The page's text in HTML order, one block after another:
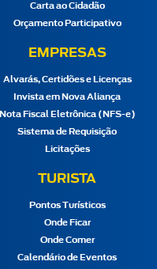
Carta ao Cidadão
Orçamento Participativo
EMPRESAS
Alvarás, Certidões e Licenças
Invista em Nova Aliança
Nota Fiscal Eletrônica (NFS-e)
Sistema de Requisição
Licitações
TURISTA
Pontos Turísticos
Onde Ficar
Onde Comer
Calendário de Eventos